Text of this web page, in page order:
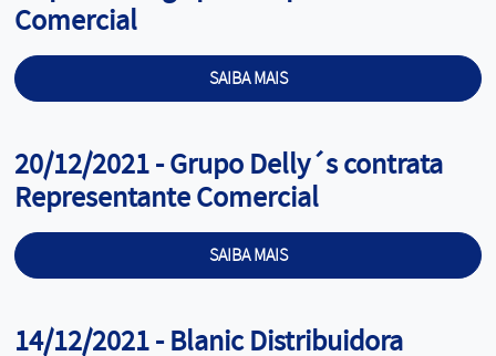
Comercial
SAIBA MAIS
Cargo:
20/12/2021 - Grupo Delly´s contrata
Representante Comercial
SAIBA MAIS
Cargo:
14/12/2021 - Blanic Distribuidora